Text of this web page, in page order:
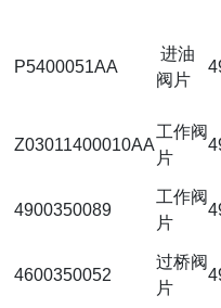
P5400051AA
进油
阀片
Z03011400010AA
工作阀
片
4900350089
工作阀
片
4600350052
过桥阀
片